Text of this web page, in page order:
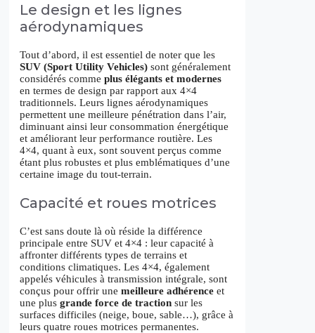
Le design et les lignes
aérodynamiques
Tout d’abord, il est essentiel de noter que les
SUV (Sport Utility Vehicles) sont généralement
considérés comme plus élégants et modernes
en termes de design par rapport aux 4×4
traditionnels. Leurs lignes aérodynamiques
permettent une meilleure pénétration dans l’air,
diminuant ainsi leur consommation énergétique
et améliorant leur performance routière. Les
4×4, quant à eux, sont souvent perçus comme
étant plus robustes et plus emblématiques d’une
certaine image du tout-terrain.
Capacité et roues motrices
C’est sans doute là où réside la différence
principale entre SUV et 4×4 : leur capacité à
affronter différents types de terrains et
conditions climatiques. Les 4×4, également
appelés véhicules à transmission intégrale, sont
conçus pour offrir une meilleure adhérence et
une plus grande force de traction sur les
surfaces difficiles (neige, boue, sable…), grâce à
leurs quatre roues motrices permanentes.